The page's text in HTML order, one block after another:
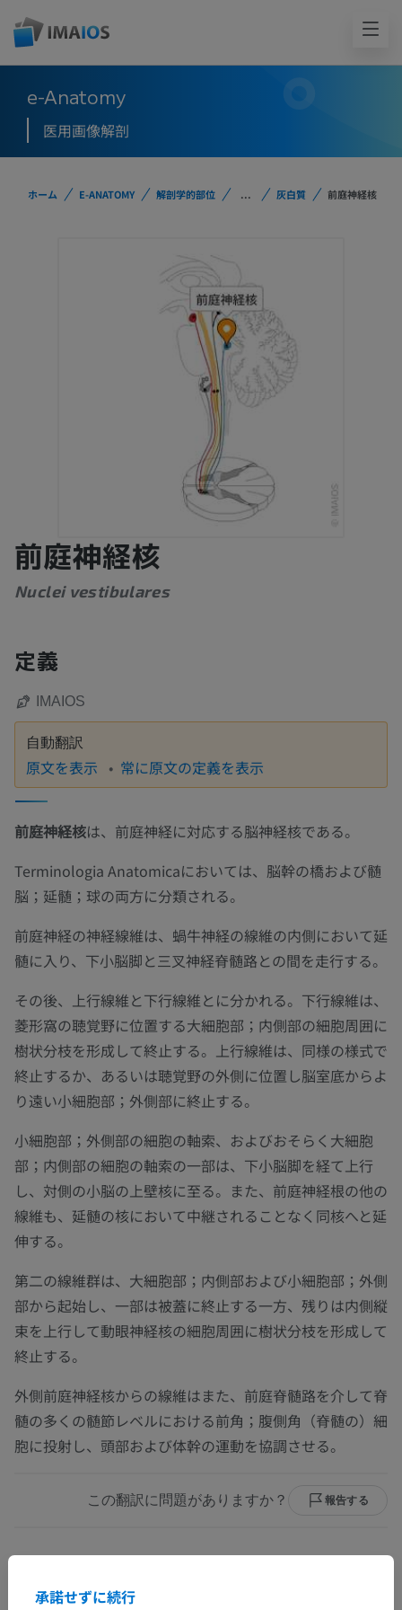
e-Anatomy
医用画像解剖
ホーム E-ANATOMY 解剖学的部位 ... 灰白質 前庭神経核
前庭神経核
Nuclei vestibulares
定義
IMAIOS
自動翻訳
原文を表示 常に原文の定義を表示
前庭神経核は、前庭神経に対応する脳神経核である。
Terminologia Anatomicaにおいては、脳幹の橋および髄
脳；延髄；球の両方に分類される。
前庭神経の神経線維は、蝸牛神経の線維の内側において延
髄に入り、下小脳脚と三叉神経脊髄路との間を走行する。
その後、上行線維と下行線維とに分かれる。下行線維は、
菱形窩の聴覚野に位置する大細胞部；内側部の細胞周囲に
樹状分枝を形成して終止する。上行線維は、同様の様式で
終止するか、あるいは聴覚野の外側に位置し脳室底からよ
り遠い小細胞部；外側部に終止する。
小細胞部；外側部の細胞の軸索、およびおそらく大細胞
部；内側部の細胞の軸索の一部は、下小脳脚を経て上行
し、対側の小脳の上壁核に至る。また、前庭神経根の他の
線維も、延髄の核において中継されることなく同核へと延
伸する。
第二の線維群は、大細胞部；内側部および小細胞部；外側
部から起始し、一部は被蓋に終止する一方、残りは内側縦
束を上行して動眼神経核の細胞周囲に樹状分枝を形成して
終止する。
外側前庭神経核からの線維はまた、前庭脊髄路を介して脊
髄の多くの髄節レベルにおける前角；腹側角（脊髄の）細
胞に投射し、頭部および体幹の運動を協調させる。
この翻訳に問題がありますか？ 報告する
This definition incorporates text from the wikipedia website - Wikipedia:
承諾せずに続行